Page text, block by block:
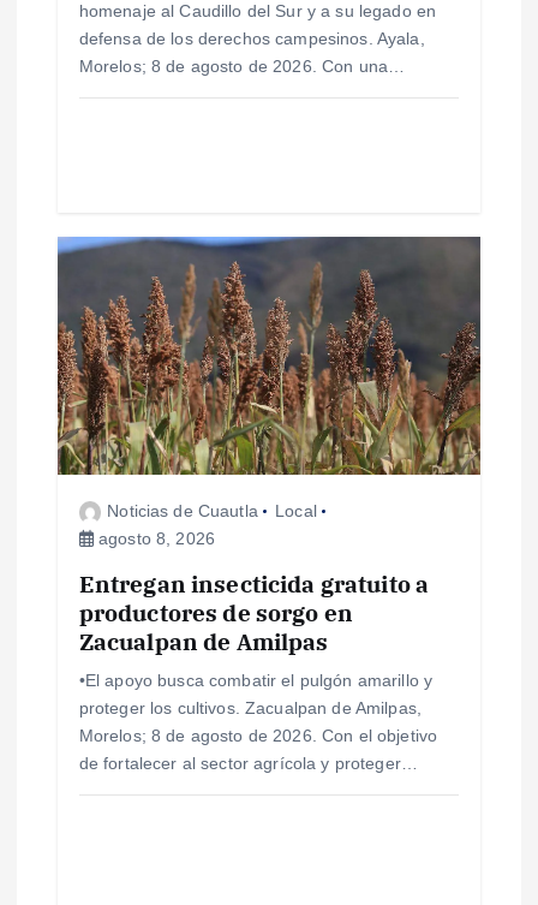
s
homenaje al Caudillo del Sur y a su legado en
defensa de los derechos campesinos. Ayala,
Morelos; 8 de agosto de 2026. Con una…
Noticias de Cuautla
Local
agosto 8, 2026
Entregan insecticida gratuito a
productores de sorgo en
Zacualpan de Amilpas
•El apoyo busca combatir el pulgón amarillo y
proteger los cultivos. Zacualpan de Amilpas,
Morelos; 8 de agosto de 2026. Con el objetivo
de fortalecer al sector agrícola y proteger…